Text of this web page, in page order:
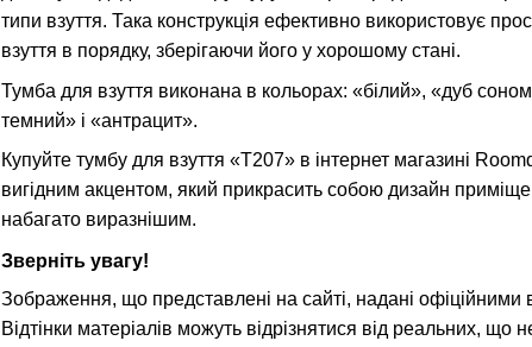
типи взуття. Така конструкція ефективно використовує
взуття в порядку, зберігаючи його у хорошому стані.
Тумба для взуття виконана в кольорах: «білий», «дуб
темний» і «антрацит».
Купуйте тумбу для взуття «Т207» в інтернет магазині
вигідним акцентом, який прикрасить собою дизайн
набагато виразнішим.
Зверніть увагу!
Зображення, що представлені на сайті, надані офіційними
Відтінки матеріалів можуть відрізнятися від реальних, що